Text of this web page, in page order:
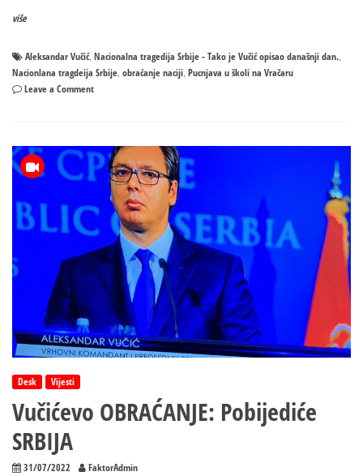
više
Aleksandar Vučić, Nacionalna tragedija Srbije - Tako je Vučić opisao današnji dan.,
Nacionlana tragdeija Srbije, obraćanje naciji, Pucnjava u školi na Vračaru
Leave a Commenton
–
Tako
je
Vučić
opisao
današnji
dan
Desk Vijesti
Vučićevo OBRAĆANJE: Pobijediće
SRBIJA
31/07/2022 FaktorAdmin